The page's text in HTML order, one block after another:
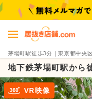
茅場町駅徒歩3分｜東京都中央
地下鉄茅場町駅から
VR映像